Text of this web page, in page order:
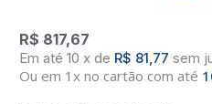
R$ 817,67
10 x de R$ 81,77 sem
Ou em 1x no cartão com até